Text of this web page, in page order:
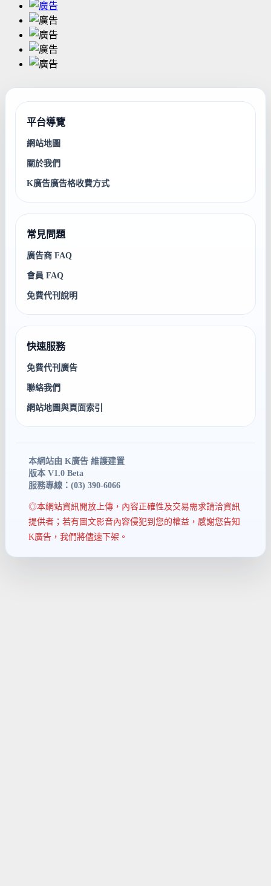
平台導覽
網站地圖
關於我們
K廣告廣告格收費方式
常見問題
廣告商 FAQ
會員 FAQ
免費代刊說明
快速服務
免費代刊廣告
聯絡我們
網站地圖與頁面索引
本網站由 K廣告 維護建置
版本 V1.0 Beta
服務專線：(03) 390-6066
◎本網站資訊開放上傳，內容正確性及交易需求請洽資訊
提供者；若有圖文影音內容侵犯到您的權益，感謝您告知
K廣告，我們將儘速下架。